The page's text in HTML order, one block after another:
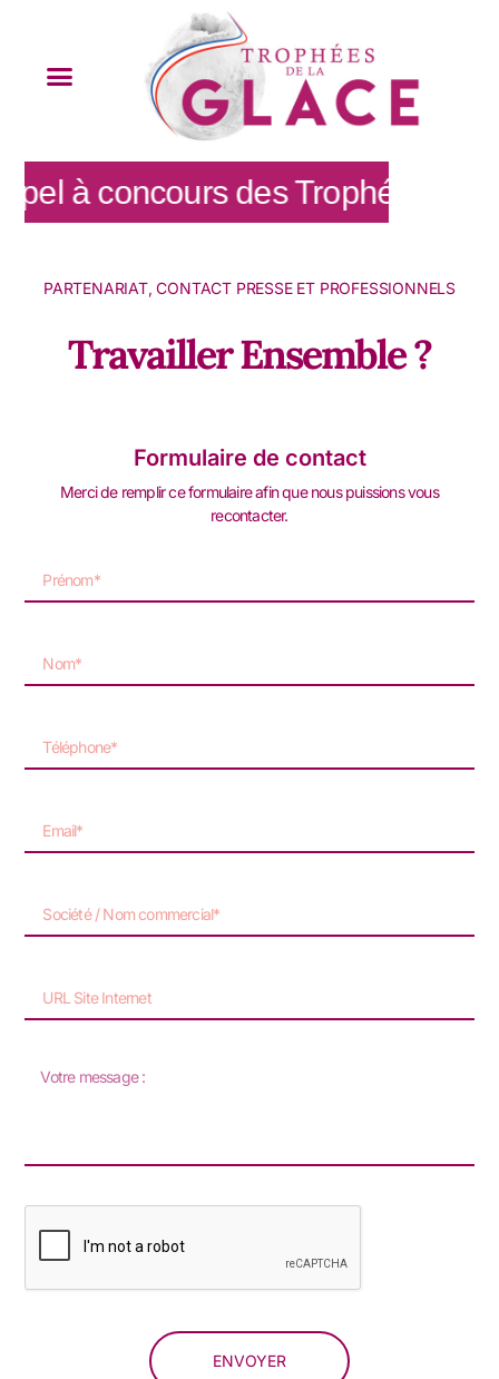
à concours des Trophées de
PARTENARIAT, CONTACT PRESSE ET PROFESSIONNELS
Travailler Ensemble ?
Formulaire de contact
Merci de remplir ce formulaire afin que nous puissions vous
recontacter.
ENVOYER